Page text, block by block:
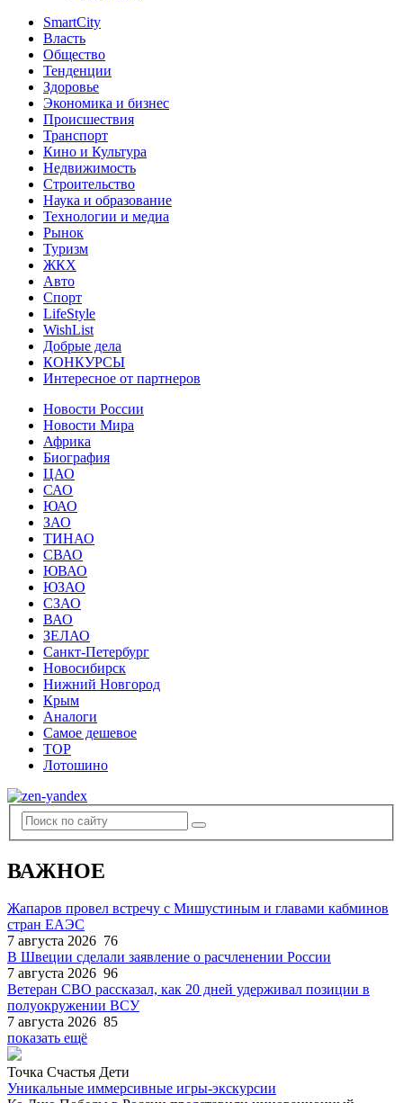
SmartCity
Власть
Общество
Тенденции
Здоровье
Экономика и бизнес
Происшествия
Транспорт
Кино и Культура
Недвижимость
Строительство
Наука и образование
Технологии и медиа
Рынок
Туризм
ЖКХ
Авто
Спорт
LifeStyle
WishList
Добрые дела
КОНКУРСЫ
Интересное от партнеров
Новости России
Новости Мира
Африка
Биография
ЦАО
САО
ЮАО
ЗАО
ТИНАО
СВАО
ЮВАО
ЮЗАО
СЗАО
ВАО
ЗЕЛАО
Санкт-Петербург
Новосибирск
Нижний Новгород
Крым
Аналоги
Самое дешевое
TOP
Лотошино
ВАЖНОЕ
Жапаров провел встречу с Мишустиным и главами кабминов
стран ЕАЭС
7 августа 2026 76
В Швеции сделали заявление о расчленении России
7 августа 2026 96
Ветеран СВО рассказал, как 20 дней удерживал позиции в
полуокружении ВСУ
7 августа 2026 85
показать ещё
Точка Счастья Дети
Уникальные иммерсивные игры-экскурсии